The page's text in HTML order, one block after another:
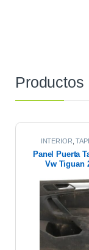
Productos
INTERIOR ,
Panel Puerta
Vw Tiguan